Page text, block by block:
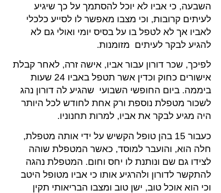
השבעה, כי אביו לא יוכל להסתמך על כך שיגיע
לעיתים קרובות, וכי מצבו מאפשר לו לסייע כלכלי
לאביו אך לא לטפל בו על בסיס יומי ואולי גם לא
להגיע לבקר לעיתים מזומנות.
לפיכך, שכר דורון עבור אביו, אישה זרה, לאחר קבלת
אישורים כחוק וכדין אשר תטפל באביו 24 שעות
ביממה. ביום החופשי השבועי שהגיע לה דורון נהג
לשכור מטפלת נוספת ורק אחת לחודש לכל היותר
היה מגיע לבקר את אביו, למרות תחנוניו.
כעבור 15 בהן טופל הקשיש על ידי אותה מטפלת,
חלה הוא, והועבר למוסד, כאשר המטפלת שוהה
לצידו גם שם ונותנת לו יחס וחום. המטפלת נהגה
להתקשר לדורון ולהרגיע אותו כי אביו מטופל היטב
וכי הוא אוכל טוב, ישן טוב ומצבו הבריאותי תקין